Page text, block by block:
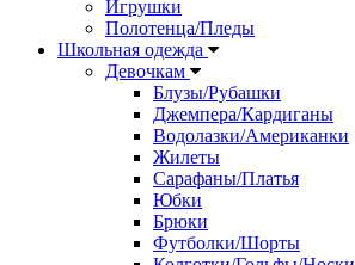
Игрушки
Полотенца/Пледы
Школьная одежда
Девочкам
Блузы/Рубашки
Джемпера/Кардиганы
Водолазки/Американки
Жилеты
Сарафаны/Платья
Юбки
Брюки
Футболки/Шорты